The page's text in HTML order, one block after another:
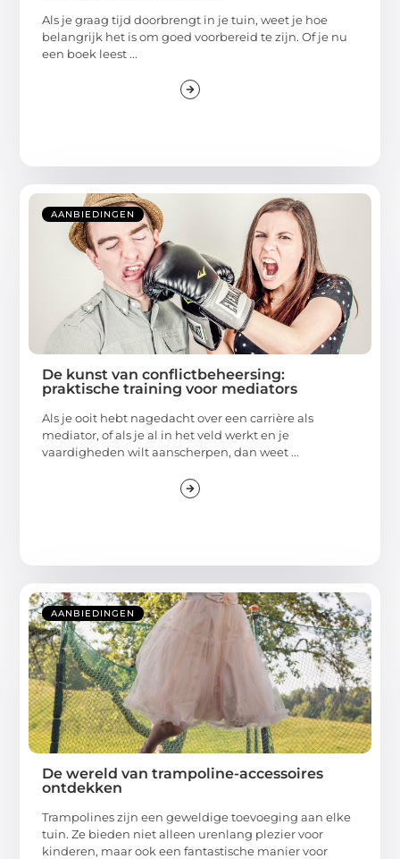
Als je graag tijd doorbrengt in je tuin, weet je hoe
belangrijk het is om goed voorbereid te zijn. Of je nu
een boek leest ...
AANBIEDINGEN
De kunst van conflictbeheersing:
praktische training voor mediators
Als je ooit hebt nagedacht over een carrière als
mediator, of als je al in het veld werkt en je
vaardigheden wilt aanscherpen, dan weet ...
AANBIEDINGEN
De wereld van trampoline-accessoires
ontdekken
Trampolines zijn een geweldige toevoeging aan elke
tuin. Ze bieden niet alleen urenlang plezier voor
kinderen, maar ook een fantastische manier voor